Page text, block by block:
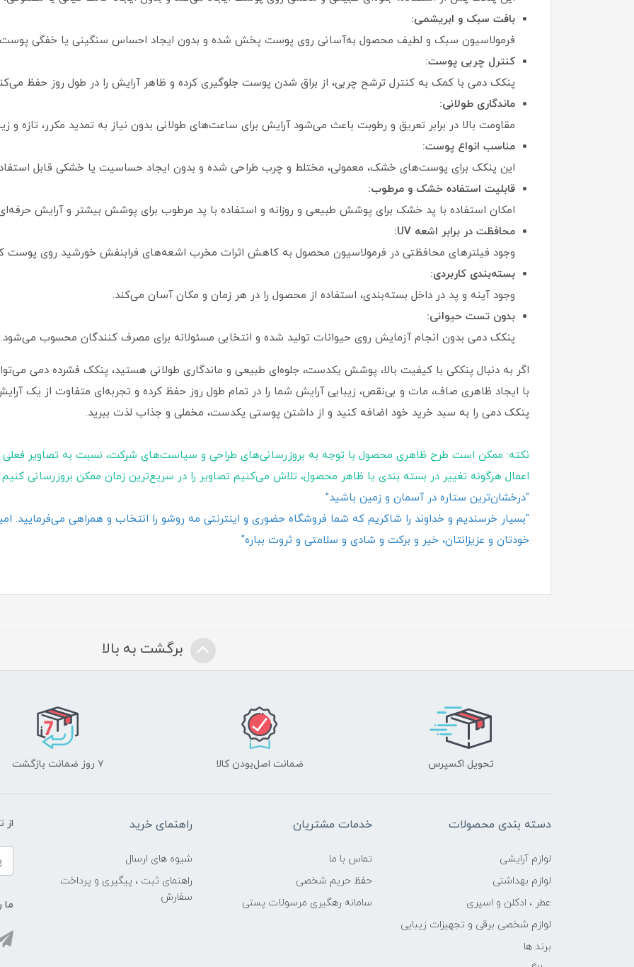
بافت سبک و ابریشمی:
فرمولاسیون سبک و لطیف محصول به‌آسانی روی پوست پخش شده و بدون ایجاد احساس سنگینی یا خفگی
کنترل چربی پوست:
پنکک دمی با کمک به کنترل ترشح چربی، از براق شدن پوست جلوگیری کرده و ظاهر آرایش را در طول روز حفظ
ماندگاری طولانی:
مقاومت بالا در برابر تعریق و رطوبت باعث می‌شود آرایش برای ساعت‌های طولانی بدون نیاز به تمدید مکرر، تازه و
مناسب انواع پوست:
این پنکک برای پوست‌های خشک، معمولی، مختلط و چرب طراحی شده و بدون ایجاد حساسیت یا خشکی قابل
قابلیت استفاده خشک و مرطوب:
امکان استفاده با پد خشک برای پوشش طبیعی و روزانه و استفاده با پد مرطوب برای پوشش بیشتر و آرایش
محافظت در برابر اشعه UV:
وجود فیلترهای محافظتی در فرمولاسیون محصول به کاهش اثرات مخرب اشعه‌های فرابنفش خورشید روی پوست
بسته‌بندی کاربردی:
وجود آینه و پد در داخل بسته‌بندی، استفاده از محصول را در هر زمان و مکان آسان می‌کند.
بدون تست حیوانی:
پنکک دمی بدون انجام آزمایش روی حیوانات تولید شده و انتخابی مسئولانه برای مصرف‌ کنندگان محسوب می‌شود.
اگر به دنبال پنککی با کیفیت بالا، پوشش یکدست، جلوه‌ای طبیعی و ماندگاری طولانی هستید، پنکک فشرده دمی
با ایجاد ظاهری صاف، مات و بی‌نقص، زیبایی آرایش شما را در تمام طول روز حفظ کرده و تجربه‌ای متفاوت از یک
پنکک دمی را به سبد خرید خود اضافه کنید و از داشتن پوستی یکدست، مخملی و جذاب لذت ببرید.
نکته: ممکن است طرح ظاهری محصول با توجه به بروزرسانی‌های طراحی و سیاست‌های شرکت، نسبت به تصاویر
اعمال هرگونه تغییر در بسته‌ بندی یا ظاهر محصول، تلاش می‌کنیم تصاویر را در سریع‌ترین زمان ممکن بروزرسانی کنیم.
"درخشان‌ترین ستاره در آسمان و زمین باشید"
"بسیار خرسندیم و خداوند را شاکریم که شما فروشگاه حضوری و اینترنتی مه روشو را انتخاب و همراهی می‌فرمایید.
خودتان و عزیزانتان، خیر و برکت و شادی و سلامتی و ثروت بباره"
برگشت به بالا
تحویل اکسپرس ضمانت اصل‌بودن کالا ۷ روز ضمانت بازگشت
دسته بندی محصولات
لوازم آرایشی
لوازم بهداشتی
عطر ، ادکلن و اسپری
لوازم شخصی برقی و تجهیزات زیبایی
برند ها
خدمات مشتریان
تماس با ما
حفظ حریم شخصی
سامانه رهگیری مرسولات پستی
راهنمای خرید
شیوه های ارسال
راهنمای ثبت ، پیگیری و پرداخت
سفارش
از
ما